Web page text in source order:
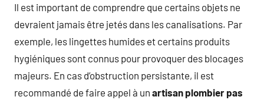
Il est important de comprendre que certains objets ne
devraient jamais être jetés dans les canalisations. Par
exemple, les lingettes humides et certains produits
hygiéniques sont connus pour provoquer des blocages
majeurs. En cas d’obstruction persistante, il est
recommandé de faire appel à un artisan plombier pas